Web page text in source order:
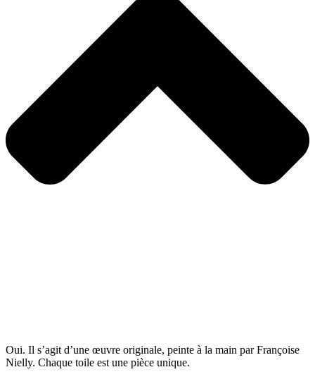
Oui. Il s’agit d’une œuvre originale, peinte à la main par Françoise
Nielly. Chaque toile est une pièce unique.